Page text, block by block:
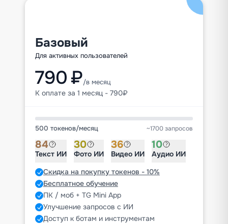
Базовый
Для активных пользователей
790 ₽/в месяц
К оплате за 1 месяц - 790₽
500 токенов/месяц ~1700 запросов
84
Текст ИИ
30
Фото ИИ
36
Видео ИИ
10
Аудио ИИ
Скидка на покупку токенов - 10%
Бесплатное обучение
ПК / моб + TG Mini App
Улучшение запросов с ИИ
Доступ к ботам и инструментам